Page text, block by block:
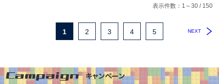
表示件数：1～30 / 150
NEXT
1 2 3 4 5